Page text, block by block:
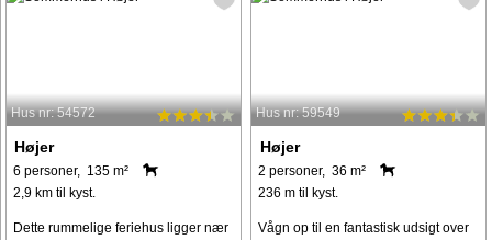
Hus nr: 54572
Højer
6 personer, 135 m²
2,9 km til kyst.
Dette rummelige feriehus ligger nær
Hus nr: 59549
Højer
2 personer, 36 m²
236 m til kyst.
Vågn op til en fantastisk udsigt over